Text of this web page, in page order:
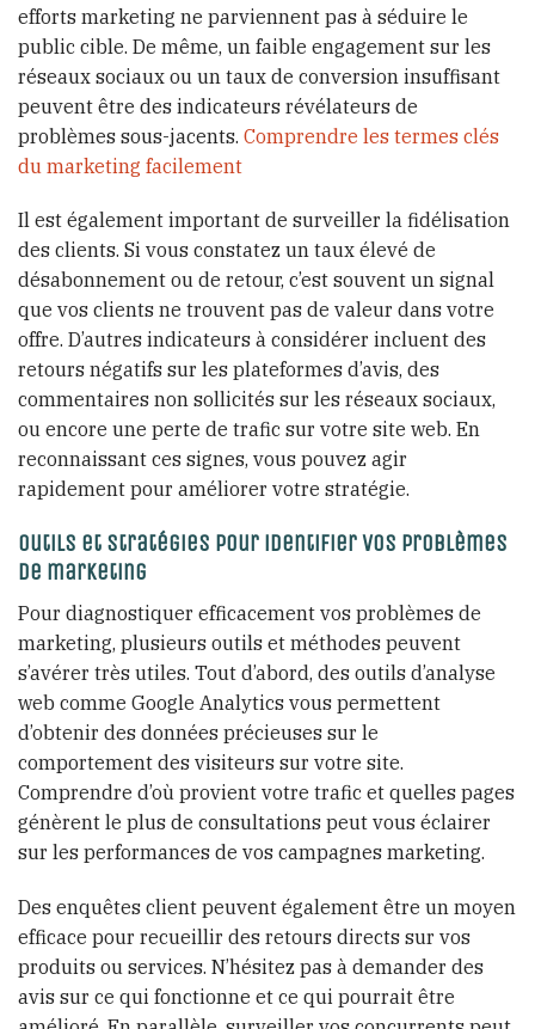
efforts marketing ne parviennent pas à séduire le
public cible. De même, un faible engagement sur les
réseaux sociaux ou un taux de conversion insuffisant
peuvent être des indicateurs révélateurs de
problèmes sous-jacents. Comprendre les termes clés
du marketing facilement
Il est également important de surveiller la fidélisation
des clients. Si vous constatez un taux élevé de
désabonnement ou de retour, c’est souvent un signal
que vos clients ne trouvent pas de valeur dans votre
offre. D’autres indicateurs à considérer incluent des
retours négatifs sur les plateformes d’avis, des
commentaires non sollicités sur les réseaux sociaux,
ou encore une perte de trafic sur votre site web. En
reconnaissant ces signes, vous pouvez agir
rapidement pour améliorer votre stratégie.
Outils et stratégies pour identifier vos problèmes
de marketing
Pour diagnostiquer efficacement vos problèmes de
marketing, plusieurs outils et méthodes peuvent
s’avérer très utiles. Tout d’abord, des outils d’analyse
web comme Google Analytics vous permettent
d’obtenir des données précieuses sur le
comportement des visiteurs sur votre site.
Comprendre d’où provient votre trafic et quelles pages
génèrent le plus de consultations peut vous éclairer
sur les performances de vos campagnes marketing.
Des enquêtes client peuvent également être un moyen
efficace pour recueillir des retours directs sur vos
produits ou services. N’hésitez pas à demander des
avis sur ce qui fonctionne et ce qui pourrait être